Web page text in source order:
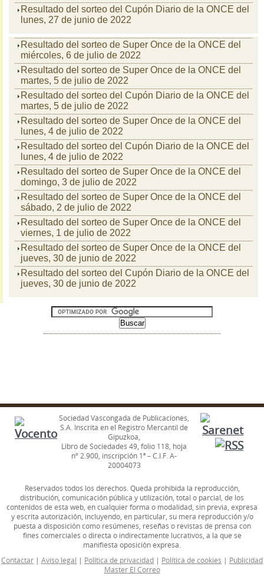
Resultado del sorteo del Cupón Diario de la ONCE del
lunes, 27 de junio de 2022
Resultado del sorteo de Super Once de la ONCE del
miércoles, 6 de julio de 2022
Resultado del sorteo de Super Once de la ONCE del
martes, 5 de julio de 2022
Resultado del sorteo del Cupón Diario de la ONCE del
martes, 5 de julio de 2022
Resultado del sorteo de Super Once de la ONCE del
lunes, 4 de julio de 2022
Resultado del sorteo del Cupón Diario de la ONCE del
lunes, 4 de julio de 2022
Resultado del sorteo de Super Once de la ONCE del
domingo, 3 de julio de 2022
Resultado del sorteo de Super Once de la ONCE del
sábado, 2 de julio de 2022
Resultado del sorteo de Super Once de la ONCE del
viernes, 1 de julio de 2022
Resultado del sorteo de Super Once de la ONCE del
jueves, 30 de junio de 2022
Resultado del sorteo del Cupón Diario de la ONCE del
jueves, 30 de junio de 2022
Sociedad Vascongada de Publicaciones,
S.A. Inscrita en el Registro Mercantil de
Gipuzkoa,
Libro de Sociedades 49, folio 118, hoja
nº 2.900, inscripción 1ª – C.I.F. A-
20004073
Reservados todos los derechos. Queda prohibida la reproducción,
distribución, comunicación pública y utilización, total o parcial, de los
contenidos de esta web, en cualquier forma o modalidad, sin previa, expresa
y escrita autorización, incluyendo, en particular, su mera reproducción y/o
puesta a disposición como resúmenes, reseñas o revistas de prensa con
fines comerciales o directa o indirectamente lucrativos, a la que se
manifiesta oposición expresa.
Contactar | Aviso legal | Política de privacidad | Política de cookies | Publicidad
Master El Correo